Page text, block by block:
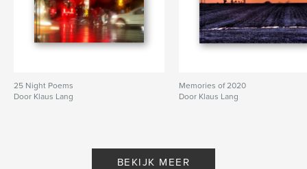
25 Night Poems
Door Klaus Lang
Memories of 2020
Door Klaus Lang
BEKIJK MEER